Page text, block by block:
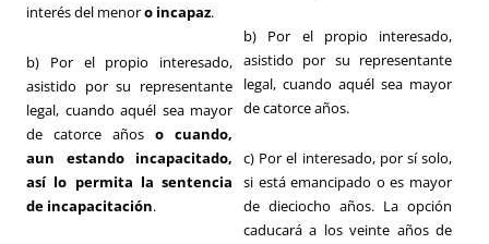
interés del menoro incapaz.
b) Por el propio interesado,
asistido por su representante
legal, cuando aquél sea mayor
de catorce años o cuando,
aun estando incapacitado,
así lo permita la sentencia
de incapacitación.
b) Por el propio interesado,
asistido por su representante
legal, cuando aquél sea mayor
de catorce años.
c) Por el interesado, por sí solo,
si está emancipado o es mayor
de dieciocho años. La opción
caducará a los veinte años de